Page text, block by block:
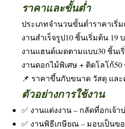
ราคาและขั้นต่ำ
ประเภทจำนวนขั้นต่ำราคาเริ่
งานสำเร็จรูป10 ชิ้นเริ่มต้น 19
งานแฮนด์เมดตามแบบ30 ชิ้นเ
งานดอกไม้พิเศษ + ติดโลโก้
📌 ราคาขึ้นกับขนาด วัสดุ แล
ตัวอย่างการใช้งาน
✅ งานแต่งงาน – กลัดที่อกเจ้า
✅ งานพิธีเกษียณ – มอบเป็นข